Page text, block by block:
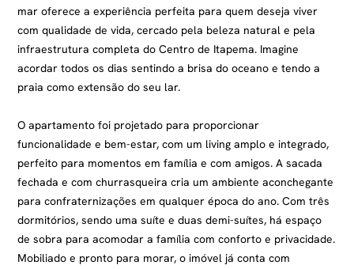
mar oferece a experiência perfeita para quem deseja viver
com qualidade de vida, cercado pela beleza natural e pela
infraestrutura completa do Centro de Itapema. Imagine
acordar todos os dias sentindo a brisa do oceano e tendo a
praia como extensão do seu lar.
O apartamento foi projetado para proporcionar
funcionalidade e bem-estar, com um living amplo e integrado,
perfeito para momentos em família e com amigos. A sacada
fechada e com churrasqueira cria um ambiente aconchegante
para confraternizações em qualquer época do ano. Com três
dormitórios, sendo uma suíte e duas demi-suítes, há espaço
de sobra para acomodar a família com conforto e privacidade.
Mobiliado e pronto para morar, o imóvel já conta com